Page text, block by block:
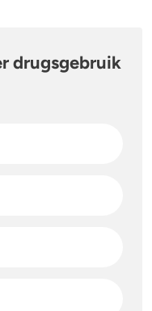
drugsgebruik